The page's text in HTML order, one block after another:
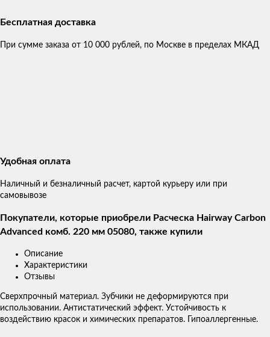
Бесплатная доставка
При сумме заказа от 10 000 рублей, по Москве в пределах МКАД
Удобная оплата
Наличный и безналичный расчет, картой курьеру или при
самовывозе
Покупатели, которые приобрели Расческа Hairway Carbon
Advanced комб. 220 мм 05080, также купили
Описание
Характеристики
Отзывы
Сверхпрочный материал. Зубчики не деформируются при
использовании. Антистатический эффект. Устойчивость к
воздействию красок и химических препаратов. Гипоаллергенные.